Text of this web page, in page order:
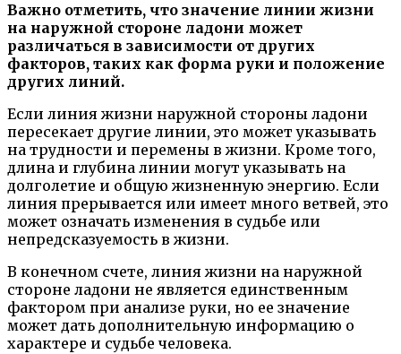
Важно отметить, что значение линии жизни
на наружной стороне ладони может
различаться в зависимости от других
факторов, таких как форма руки и положение
других линий.
Если линия жизни наружной стороны ладони
пересекает другие линии, это может указывать
на трудности и перемены в жизни. Кроме того,
длина и глубина линии могут указывать на
долголетие и общую жизненную энергию. Если
линия прерывается или имеет много ветвей, это
может означать изменения в судьбе или
непредсказуемость в жизни.
В конечном счете, линия жизни на наружной
стороне ладони не является единственным
фактором при анализе руки, но ее значение
может дать дополнительную информацию о
характере и судьбе человека.